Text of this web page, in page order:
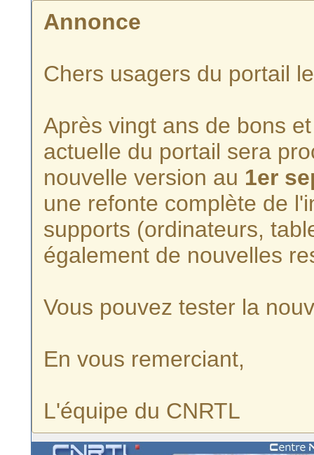
Annonce
Chers usagers du portail
Après vingt ans de bons
actuelle du portail sera
nouvelle version au 1er
une refonte complète de
supports (ordinateurs,
également de nouvelles
Vous pouvez tester la
En vous remerciant,
L'équipe du CNRTL